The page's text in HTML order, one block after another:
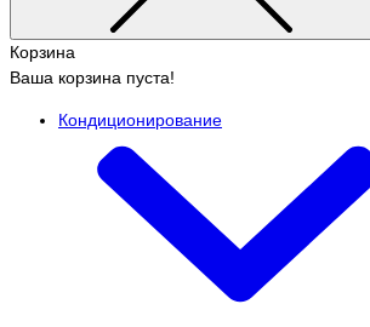
Корзина
Ваша корзина пуста!
Кондиционирование